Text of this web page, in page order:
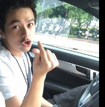
友和楊銘威在2015年結
日前被週刊爆料疑似感
離婚，消息曝光後，立
5月下旬她露面受訪時
大家不要擔心，不要
）日卻證實離婚。
▲方志友、楊